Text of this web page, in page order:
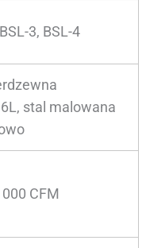
3, BSL-4
stal malowana
CFM